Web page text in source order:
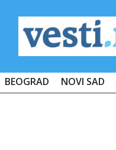
BEOGRAD NOVI SAD